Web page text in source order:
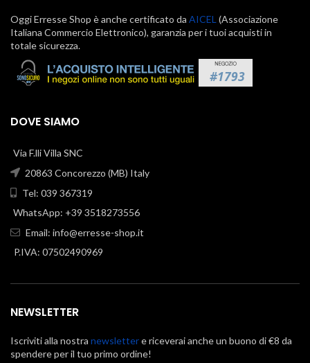
Oggi Erresse Shop è anche certificato da AICEL (Associazione
Italiana Commercio Elettronico), garanzia per i tuoi acquisti in
totale sicurezza.
DOVE SIAMO
Via F.lli Villa SNC
20863 Concorezzo (MB) Italy
Tel: 039 367319
WhatsApp: +39 3518273556
Email: info@erresse-shop.it
P.IVA: 07502490969
NEWSLETTER
Iscriviti alla nostra newslettere riceverai anche un buono di €8 da
spendere per il tuo primo ordine!